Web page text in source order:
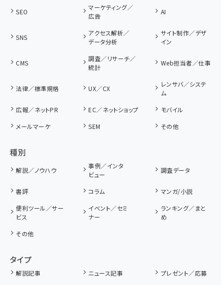
SEO
マーケティング／
広告
AI
SNS
アクセス解析／
データ分析
サイト制作／デザ
イン
CMS
調査／リサーチ／
統計
Web担当者／仕事
法律／標準規格 UX／CX
レンサバ／システ
ム
広報／ネットPR
EC／ネットショップ
モバイル
メールマーケ
SEM その他
種別
解説／ノウハウ
事例／インタ
ビュー
調査データ
書評 コラム
マンガ/小説
便利ツール／サー
ビス
イベント／セミ
ナー
ランキング／まと
め
その他
タイプ
解説記事 ニュース記事 プレゼント／応募